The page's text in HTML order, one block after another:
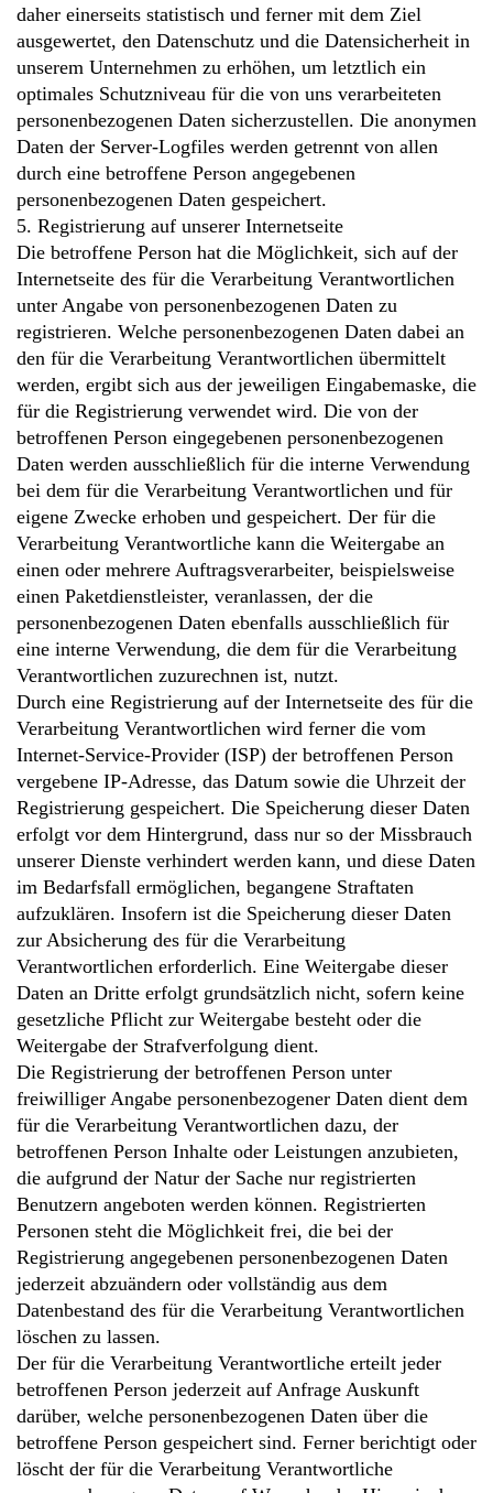
daher einerseits statistisch und ferner mit dem Ziel
ausgewertet, den Datenschutz und die Datensicherheit in
unserem Unternehmen zu erhöhen, um letztlich ein
optimales Schutzniveau für die von uns verarbeiteten
personenbezogenen Daten sicherzustellen. Die anonymen
Daten der Server-Logfiles werden getrennt von allen
durch eine betroffene Person angegebenen
personenbezogenen Daten gespeichert.
5. Registrierung auf unserer Internetseite
Die betroffene Person hat die Möglichkeit, sich auf der
Internetseite des für die Verarbeitung Verantwortlichen
unter Angabe von personenbezogenen Daten zu
registrieren. Welche personenbezogenen Daten dabei an
den für die Verarbeitung Verantwortlichen übermittelt
werden, ergibt sich aus der jeweiligen Eingabemaske, die
für die Registrierung verwendet wird. Die von der
betroffenen Person eingegebenen personenbezogenen
Daten werden ausschließlich für die interne Verwendung
bei dem für die Verarbeitung Verantwortlichen und für
eigene Zwecke erhoben und gespeichert. Der für die
Verarbeitung Verantwortliche kann die Weitergabe an
einen oder mehrere Auftragsverarbeiter, beispielsweise
einen Paketdienstleister, veranlassen, der die
personenbezogenen Daten ebenfalls ausschließlich für
eine interne Verwendung, die dem für die Verarbeitung
Verantwortlichen zuzurechnen ist, nutzt.
Durch eine Registrierung auf der Internetseite des für die
Verarbeitung Verantwortlichen wird ferner die vom
Internet-Service-Provider (ISP) der betroffenen Person
vergebene IP-Adresse, das Datum sowie die Uhrzeit der
Registrierung gespeichert. Die Speicherung dieser Daten
erfolgt vor dem Hintergrund, dass nur so der Missbrauch
unserer Dienste verhindert werden kann, und diese Daten
im Bedarfsfall ermöglichen, begangene Straftaten
aufzuklären. Insofern ist die Speicherung dieser Daten
zur Absicherung des für die Verarbeitung
Verantwortlichen erforderlich. Eine Weitergabe dieser
Daten an Dritte erfolgt grundsätzlich nicht, sofern keine
gesetzliche Pflicht zur Weitergabe besteht oder die
Weitergabe der Strafverfolgung dient.
Die Registrierung der betroffenen Person unter
freiwilliger Angabe personenbezogener Daten dient dem
für die Verarbeitung Verantwortlichen dazu, der
betroffenen Person Inhalte oder Leistungen anzubieten,
die aufgrund der Natur der Sache nur registrierten
Benutzern angeboten werden können. Registrierten
Personen steht die Möglichkeit frei, die bei der
Registrierung angegebenen personenbezogenen Daten
jederzeit abzuändern oder vollständig aus dem
Datenbestand des für die Verarbeitung Verantwortlichen
löschen zu lassen.
Der für die Verarbeitung Verantwortliche erteilt jeder
betroffenen Person jederzeit auf Anfrage Auskunft
darüber, welche personenbezogenen Daten über die
betroffene Person gespeichert sind. Ferner berichtigt oder
löscht der für die Verarbeitung Verantwortliche